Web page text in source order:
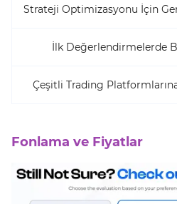
Strateji Optimizasyonu İçin
İlk Değerlendirmelerde
Çeşitli Trading
Fonlama ve Fiyatlar